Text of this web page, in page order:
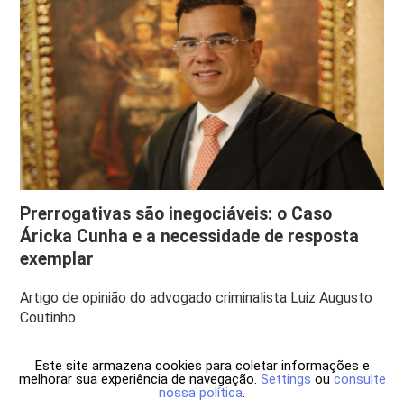
Prerrogativas são inegociáveis: o Caso
Áricka Cunha e a necessidade de resposta
exemplar
Artigo de opinião do advogado criminalista Luiz Augusto
Coutinho
Este site armazena cookies para coletar informações e
melhorar sua experiência de navegação. Settings ou consulte
nossa política.